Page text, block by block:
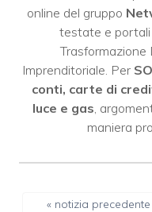
online del gruppo
testate e portali
Trasformazione
Imprenditoriale. Per
conti, carte di
luce e gas ,
maniera
« notizia precedente